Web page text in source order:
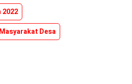
2022
Desa